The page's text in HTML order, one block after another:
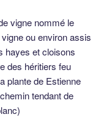
vigne nommé le
ou environ assis
hayes et cloisons
des héritiers feu
plante de Estienne
tendant de